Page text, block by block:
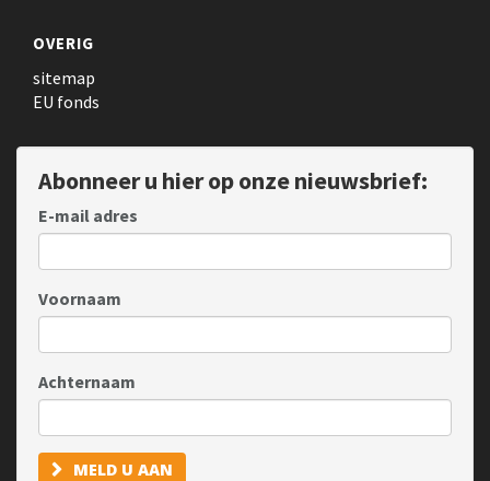
OVERIG
sitemap
EU fonds
Abonneer u hier op onze nieuwsbrief:
E-mail adres
Voornaam
Achternaam
MELD U AAN